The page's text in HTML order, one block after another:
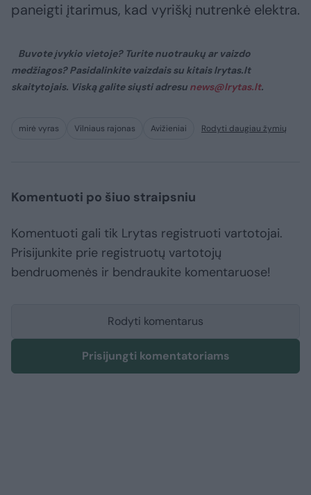
paneigti įtarimus, kad vyriškį nutrenkė elektra.
Buvote įvykio vietoje? Turite nuotraukų ar vaizdo
medžiagos? Pasidalinkite vaizdais su kitais lrytas.lt
skaitytojais. Viską galite siųsti adresu news@lrytas.lt.
mirė vyras Vilniaus rajonas Avižieniai Rodyti daugiau žymių
Komentuoti po šiuo straipsniu
Komentuoti gali tik Lrytas registruoti vartotojai.
Prisijunkite prie registruotų vartotojų
bendruomenės ir bendraukite komentaruose!
Rodyti komentarus
Prisijungti komentatoriams